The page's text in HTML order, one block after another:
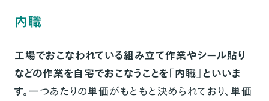
内職
工場でおこなわれている組み立て作業やシール貼り
などの作業を自宅でおこなうことを「内職」といいま
す。 一つあたりの単価がもともと決められており、単価